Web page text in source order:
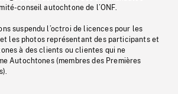
conseil autochtone de l’ONF.
suspendu l’octroi de licences pour les
les photos représentant des participants et
à des clients ou clientes qui ne
Autochtones (membres des Premières